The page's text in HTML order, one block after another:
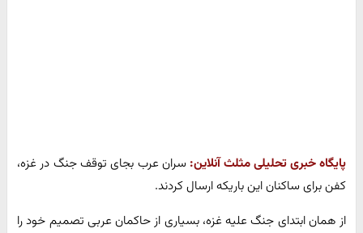
پایگاه خبری تحلیلی مثلث آنلاین: سران عرب بجای توقف جنگ در غزه،
کفن برای ساکنان این باریکه ارسال کردند.
از همان ابتدای جنگ علیه غزه، بسیاری از حاکمان عربی تصمیم خود را